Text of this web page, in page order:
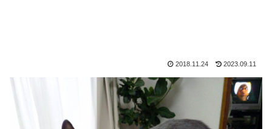
2018.11.24 2023.09.11